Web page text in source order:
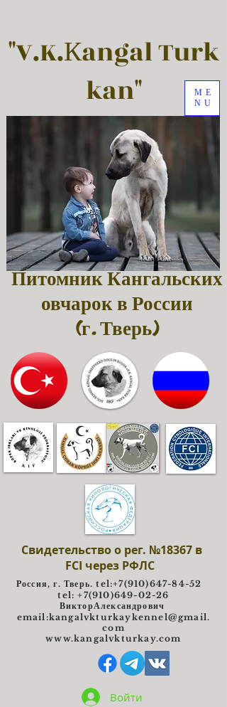
"V.K.Кangal Turk
kan"
ME
NU
Питомник Кангальских
овчарок в России
(г. Тверь)
Свидетельство о рег. №18367 в
FCI через РФЛС
Россия, г. Тверь. tel:+7(910)647-84-52
tel: +7(910)649-02-26
ВикторАлександрович
email:kangalvkturkaykennel@gmail.
com
www.kangalvkturkay.com
Войти